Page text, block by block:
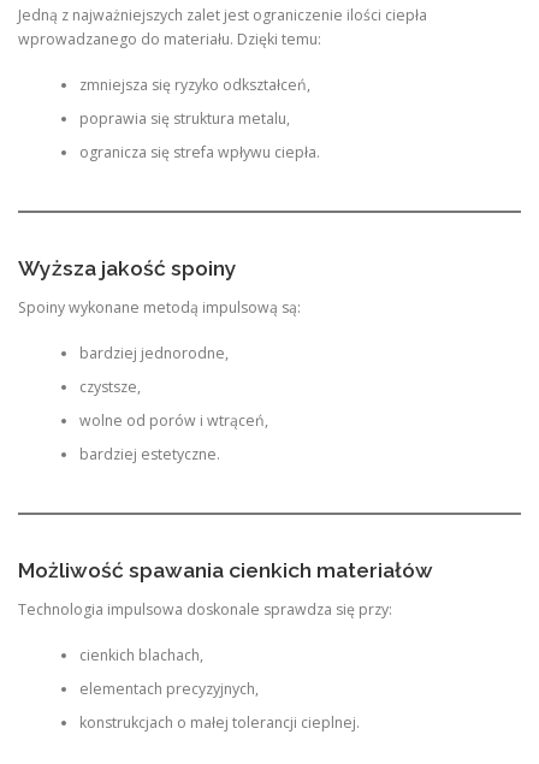
Jedną z najważniejszych zalet jest ograniczenie ilości ciepła
wprowadzanego do materiału. Dzięki temu:
zmniejsza się ryzyko odkształceń,
poprawia się struktura metalu,
ogranicza się strefa wpływu ciepła.
Wyższa jakość spoiny
Spoiny wykonane metodą impulsową są:
bardziej jednorodne,
czystsze,
wolne od porów i wtrąceń,
bardziej estetyczne.
Możliwość spawania cienkich materiałów
Technologia impulsowa doskonale sprawdza się przy:
cienkich blachach,
elementach precyzyjnych,
konstrukcjach o małej tolerancji cieplnej.